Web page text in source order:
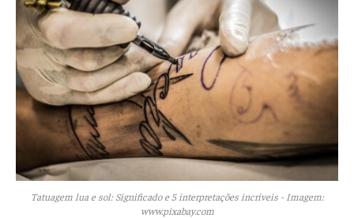
Tatuagem lua e sol: Significado e 5 interpretações incríveis - Imagem:
www.pixabay.com